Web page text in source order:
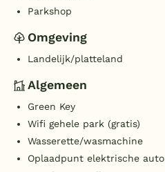
Parkshop
Omgeving
Landelijk/platteland
Algemeen
Green Key
Wifi gehele park (gratis)
Wasserette/wasmachine
Oplaadpunt elektrische auto